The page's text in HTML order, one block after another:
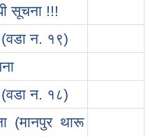
सूचना !!!
न. १९)
न. १८)
(मानपुर थारू